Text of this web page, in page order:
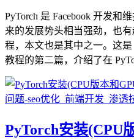
PyTorch 是 Facebook 开发和
来的发展势头相当强劲，也
程，本文也是其中之一。这是
教程的第二篇，介绍了在
PyTorch安装(CPU